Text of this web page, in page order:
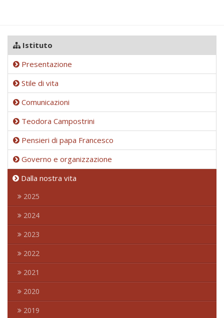
Istituto
Presentazione
Stile di vita
Comunicazioni
Teodora Campostrini
Pensieri di papa Francesco
Governo e organizzazione
Dalla nostra vita
2025
2024
2023
2022
2021
2020
2019